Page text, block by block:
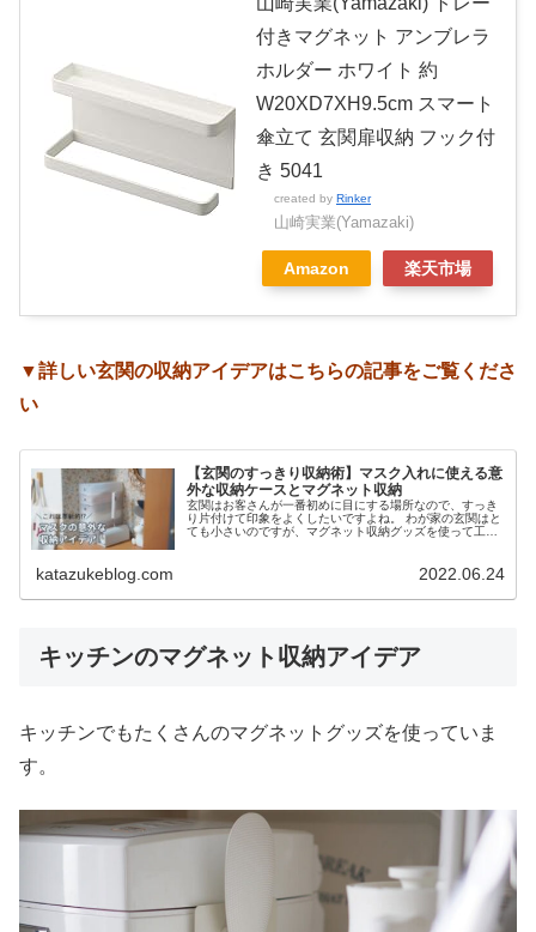
付きマグネット アンブレラ
ホルダー ホワイト 約
W20XD7XH9.5cm スマート
傘立て 玄関扉収納 フック付
き 5041
created by Rinker
山崎実業(Yamazaki)
Amazon 楽天市場
▼詳しい玄関の収納アイデアはこちらの記事をご覧くださ
い
【玄関のすっきり収納術】マスク入れに使える意
外な収納ケースとマグネット収納
玄関はお客さんが一番初めに目にする場所なので、すっき
り片付けて印象をよくしたいですよね。 わが家の玄関はと
ても小さいのですが、マグネット収納グッズを使って工夫
katazukeblog.com 2022.06.24
キッチンのマグネット収納アイデア
キッチンでもたくさんのマグネットグッズを使っていま
す。